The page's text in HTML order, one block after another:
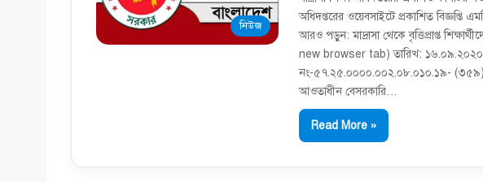
নিউজ
অধিদপ্তরের ওয়েবসাইটে প্রকাশিত বিজ্ঞপ্তি
আরও পড়ুন: মাদ্রাসা থেকে বৃত্তিপ্রাপ্ত
new browser tab) তারিখ: ১৬.০৯.২০২০
নং-৫৭.২৫.০০০০.০০২.০৮.০১০.১৯- (৩৫৯)
আওতাধীন বেসরকারি…
Read More »